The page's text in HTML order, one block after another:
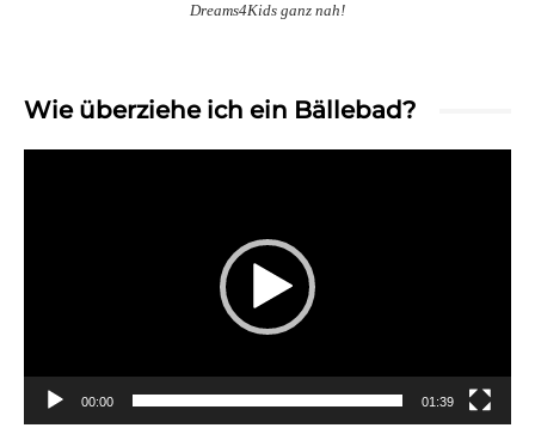
Dreams4Kids ganz nah!
Wie überziehe ich ein Bällebad?
00:00 01:39